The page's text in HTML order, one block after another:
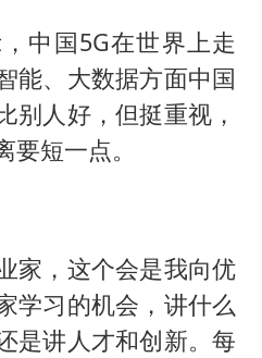
中国5G在世界上走
能、大数据方面中国
别人好，但挺重视，
短一点。
家，这个会是我向优
学习的机会，讲什么
是讲人才和创新。每